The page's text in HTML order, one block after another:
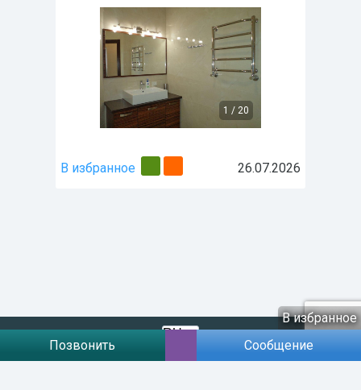
В избранное
1 / 20
В избранное 26.07.2026
Договір публічної оферти
Позвонить Сообщение